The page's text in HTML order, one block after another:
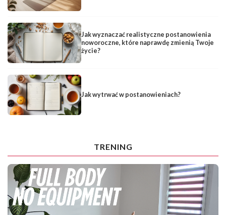
Jak wyznaczać realistyczne postanowienia
noworoczne, które naprawdę zmienią Twoje
życie?
Jak wytrwać w postanowieniach?
TRENING